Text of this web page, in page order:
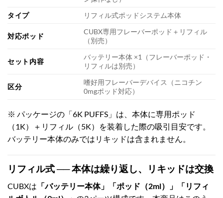
タイプ
リフィル式ポッドシステム本体
対応ポッド
CUBX専用フレーバーポッド＋リフィル
（別売）
セット内容
バッテリー本体 ×1（フレーバーポッド・
リフィルは別売）
区分
嗜好用フレーバーデバイス（ニコチン
0mgポッド対応）
※ パッケージの「6K PUFFS」は、本体に専用ポッド
（1K）＋リフィル（5K）を装着した際の吸引目安です。
バッテリー本体のみではリキッドは含まれません。
リフィル式 ── 本体は繰り返し、リキッドは交換
CUBXは 「バッテリー本体」「ポッド（2ml）」「リフィ